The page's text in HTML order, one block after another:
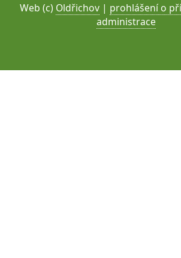
Web (c) Oldřichov | prohlášení o
administrace